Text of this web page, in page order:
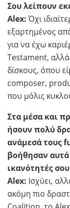
Σου λείπουν
Alex:Όχι
εξαρτημένος
για να έχω
Testament,
δίσκους, όπου
composer,
που μόλις
Στα μέσα και
ήσουν πολύ
ανάμεσά τους
βοήθησαν αυτά
ικανότητές
Alex: Ισχύει,
ακόμη πιο